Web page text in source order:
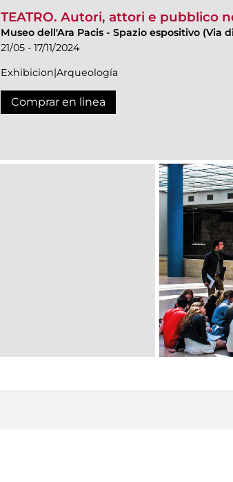
TEATRO. Autori, attori e pubblico
Museo dell'Ara Pacis - Spazio espositivo (Via
21/05 - 17/11/2024
Exhibicion|Arqueología
Comprar en linea